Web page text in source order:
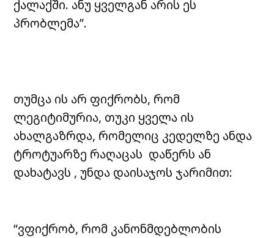
ქალაქში. ანუ ყველგან არის ეს
პრობლემა”.
თუმცა ის არ ფიქრობს, რომ
ლეგიტიმურია, თუკი ყველა ის
ახალგაზრდა, რომელიც კედელზე ანდა
ტროტუარზე რაღაცას დაწერს ან
დახატავს , უნდა დაისაჯოს ჯარიმით:
“ვფიქრობ, რომ კანონმდებლობის